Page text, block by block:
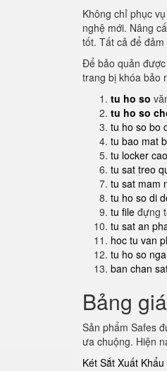
Không chỉ phục
nghệ mới. Nâng
tốt. Tất cả để
Để bảo quản
trang bị khóa bảo
tu ho so
tu ho so
tu ho so bo
tu bao mat
tu locker
tu sat treo
tu sat mam
tu ho so di
tu file đựng
tu sat an
hoc tu van
tu ho so
ban chan
Bảng
Sản phẩm Safes
ưa chuộng. Hiện
Két Sắt Xuất